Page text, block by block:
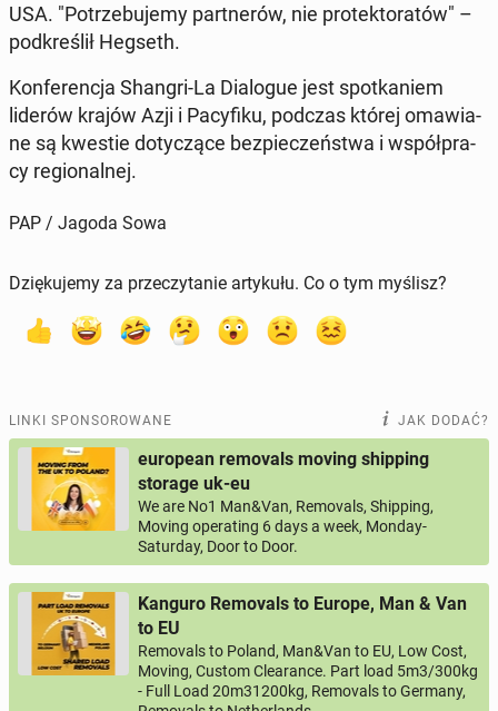
USA. "Po­trze­bu­je­my part­ne­rów, nie pro­tek­to­ra­tów" –
pod­kre­ślił Hegseth.
Kon­fe­ren­cja Shangri-La Dia­lo­gue jest spo­tka­niem
liderów krajów Azji i Pa­cy­fi­ku, podczas której oma­wia­
ne są kwestie do­ty­czą­ce bez­pie­czeń­stwa i współ­pra­
cy re­gio­nal­nej.
PAP / Jagoda Sowa
Dziękujemy za przeczytanie artykułu. Co o tym myślisz?
LINKI SPONSOROWANE JAK DODAĆ?
european removals moving shipping
storage uk-eu
We are No1 Man&Van, Removals, Shipping,
Moving operating 6 days a week, Monday-
Saturday, Door to Door.
Kanguro Removals to Europe, Man & Van
to EU
Removals to Poland, Man&Van to EU, Low Cost,
Moving, Custom Clearance. Part load 5m3/300kg
- Full Load 20m31200kg, Removals to Germany,